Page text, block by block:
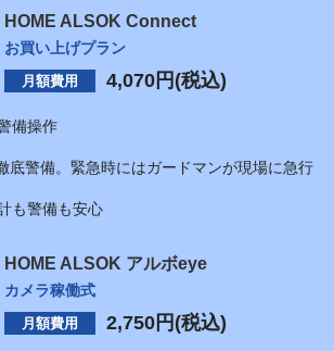
HOME ALSOK Connect
お買い上げプラン
月額費用 4,070 円(税込)
備操作
底警備。緊急時にはガードマンが現場に急行
も警備も安心
HOME ALSOK アルボeye
カメラ稼働式
月額費用 2,750 円(税込)